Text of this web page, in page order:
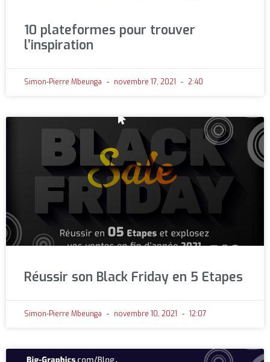
10 plateformes pour trouver
l’inspiration
Simon-Pierre Mbeunga novembre 17, 2021 2:40
Réussir son Black Friday en 5 Etapes
Simon-Pierre Mbeunga novembre 10, 2021 12:07